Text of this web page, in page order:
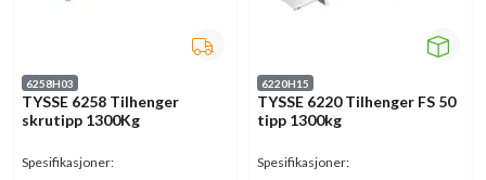
6258H03
TYSSE 6258 Tilhenger
skrutipp 1300Kg
Spesifikasjoner:
6220H15
TYSSE 6220 Tilhenger FS 50
tipp 1300kg
Spesifikasjoner: